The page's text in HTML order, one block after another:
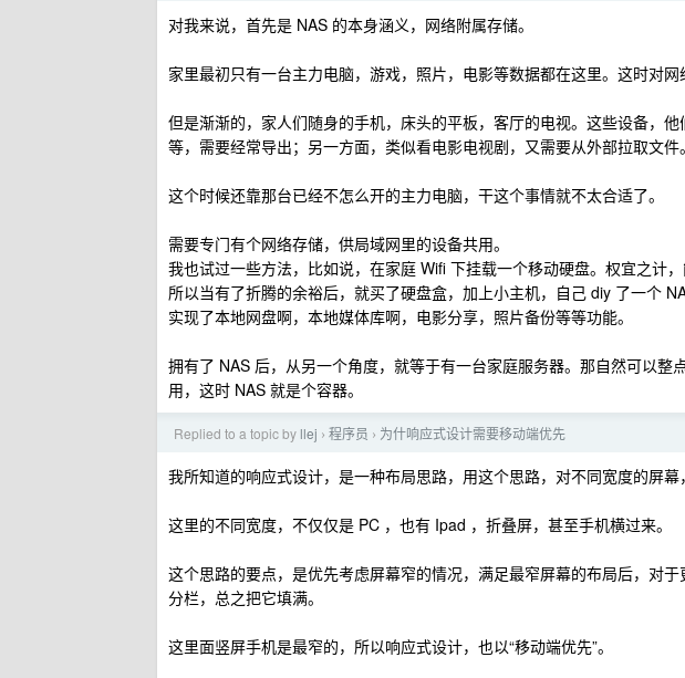
对我来说，首先是 NAS 的本身涵义，网络附属存储。
家里最初只有一台主力电脑，游戏，照片，电影等数据都在这里。这时对网
但是渐渐的，家人们随身的手机，床头的平板，客厅的电视。这些设备，
等，需要经常导出；另一方面，类似看电影电视剧，又需要从外部拉取文件。
这个时候还靠那台已经不怎么开的主力电脑，干这个事情就不太合适了。
需要专门有个网络存储，供局域网里的设备共用。
我也试过一些方法，比如说，在家庭 Wifi 下挂载一个移动硬盘。权宜之计，
所以当有了折腾的余裕后，就买了硬盘盒，加上小主机，自己 diy 了一个
实现了本地网盘啊，本地媒体库啊，电影分享，照片备份等等功能。
拥有了 NAS 后，从另一个角度，就等于有一台家庭服务器。那自然可以整
用，这时 NAS 就是个容器。
Replied to a topic by llej › 程序员 › 为什响应式设计需要移动端优先
我所知道的响应式设计，是一种布局思路，用这个思路，对不同宽度的屏幕
这里的不同宽度，不仅仅是 PC ，也有 Ipad ，折叠屏，甚至手机横过来。
这个思路的要点，是优先考虑屏幕窄的情况，满足最窄屏幕的布局后，对
分栏，总之把它填满。
这里面竖屏手机是最窄的，所以响应式设计，也以“移动端优先”。